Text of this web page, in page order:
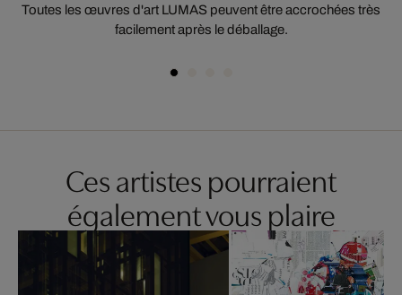
Toutes les œuvres d'art LUMAS peuvent être accrochées très
facilement après le déballage.
Ces artistes pourraient
également vous plaire